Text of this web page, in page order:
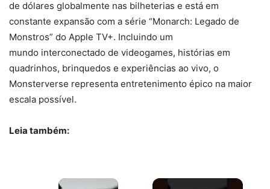
de dólares globalmente nas bilheterias e está em
constante expansão com a série “Monarch: Legado de
Monstros” do Apple TV+. Incluindo um
mundo interconectado de videogames, histórias em
quadrinhos, brinquedos e experiências ao vivo, o
Monsterverse representa entretenimento épico na maior
escala possível.
Leia também:
×